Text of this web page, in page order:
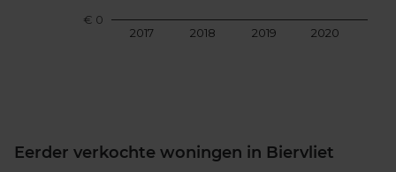
2017 2018 2019 2020
€ 0
Eerder verkochte woningen in Biervliet